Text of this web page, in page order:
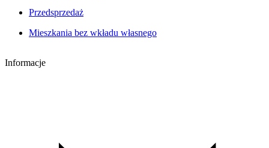
Przedsprzedaż
Mieszkania bez wkładu własnego
Informacje